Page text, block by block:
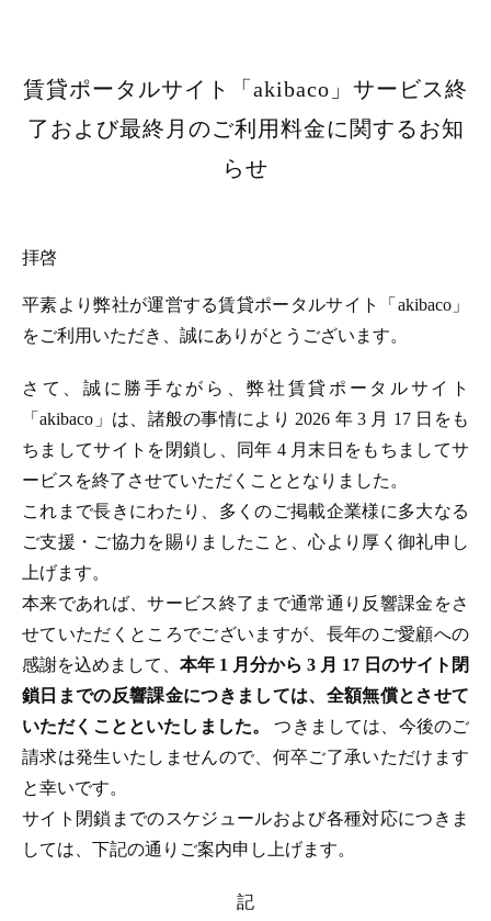
賃貸ポータルサイト「akibaco」サービス終
了および最終月のご利用料金に関するお知
らせ
拝啓
平素より弊社が運営する賃貸ポータルサイト「akibaco」
をご利用いただき、誠にありがとうございます。
さて、誠に勝手ながら、弊社賃貸ポータルサイト
「akibaco」は、諸般の事情により 2026 年 3 月 17 日をも
ちましてサイトを閉鎖し、同年 4 月末日をもちましてサ
ービスを終了させていただくこととなりました。
これまで長きにわたり、多くのご掲載企業様に多大なる
ご支援・ご協力を賜りましたこと、心より厚く御礼申し
上げます。
本来であれば、サービス終了まで通常通り反響課金をさ
せていただくところでございますが、長年のご愛顧への
感謝を込めまして、 本年 1 月分から 3 月 17 日のサイト閉
鎖日までの反響課金につきましては、全額無償とさせて
いただくことといたしました。つきましては、今後のご
請求は発生いたしませんので、何卒ご了承いただけます
と幸いです。
サイト閉鎖までのスケジュールおよび各種対応につきま
しては、下記の通りご案内申し上げます。
記